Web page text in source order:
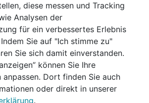
Fahrt mit der historischen
Dampflok, die durch die malerische
fährt. Genießen Sie die
und die herrliche Aussicht
für Generationen. Hier finden
Motorsport aktiv oder als
diese messen und Tracking
Analysen der
für ein verbessertes Erlebnis
Sie auf "Ich stimme zu"
Sie sich damit einverstanden.
können Sie Ihre
anpassen. Dort finden Sie auch
oder direkt in unserer
.